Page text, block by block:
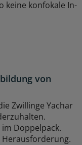
keine konfokale In-
von
Zwillinge Yachar
Doppelpack.